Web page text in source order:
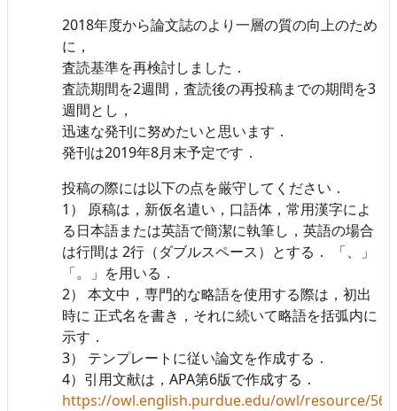
2018年度から論文誌のより一層の質の向上のため
に，
査読基準を再検討しました．
査読期間を2週間，査読後の再投稿までの期間を3
週間とし，
迅速な発刊に努めたいと思います．
発刊は2019年8月末予定です．
投稿の際には以下の点を厳守してください．
1） 原稿は，新仮名遣い，口語体，常用漢字によ
る日本語または英語で簡潔に執筆し，英語の場合
は行間は 2行（ダブルスペース）とする． 「、」
「。」を用いる．
2） 本文中，専門的な略語を使用する際は，初出
時に 正式名を書き，それに続いて略語を括弧内に
示す．
3） テンプレートに従い論文を作成する．
4）引用文献は，APA第6版で作成する．
https://owl.english.purdue.edu/owl/resource/